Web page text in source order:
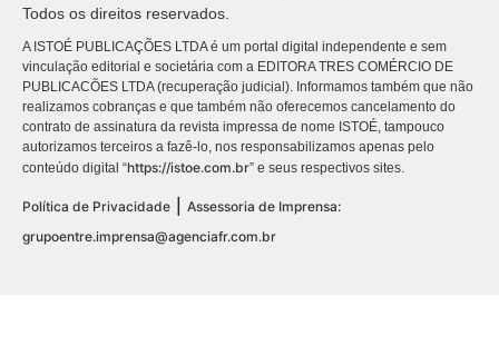
Todos os direitos reservados.
A ISTOÉ PUBLICAÇÕES LTDA é um portal digital independente e sem
vinculação editorial e societária com a EDITORA TRES COMÉRCIO DE
PUBLICACÕES LTDA (recuperação judicial). Informamos também que não
realizamos cobranças e que também não oferecemos cancelamento do
contrato de assinatura da revista impressa de nome ISTOÉ, tampouco
autorizamos terceiros a fazê-lo, nos responsabilizamos apenas pelo
conteúdo digital “https://istoe.com.br” e seus respectivos sites.
Política de Privacidade
Assessoria de Imprensa:
grupoentre.imprensa@agenciafr.com.br